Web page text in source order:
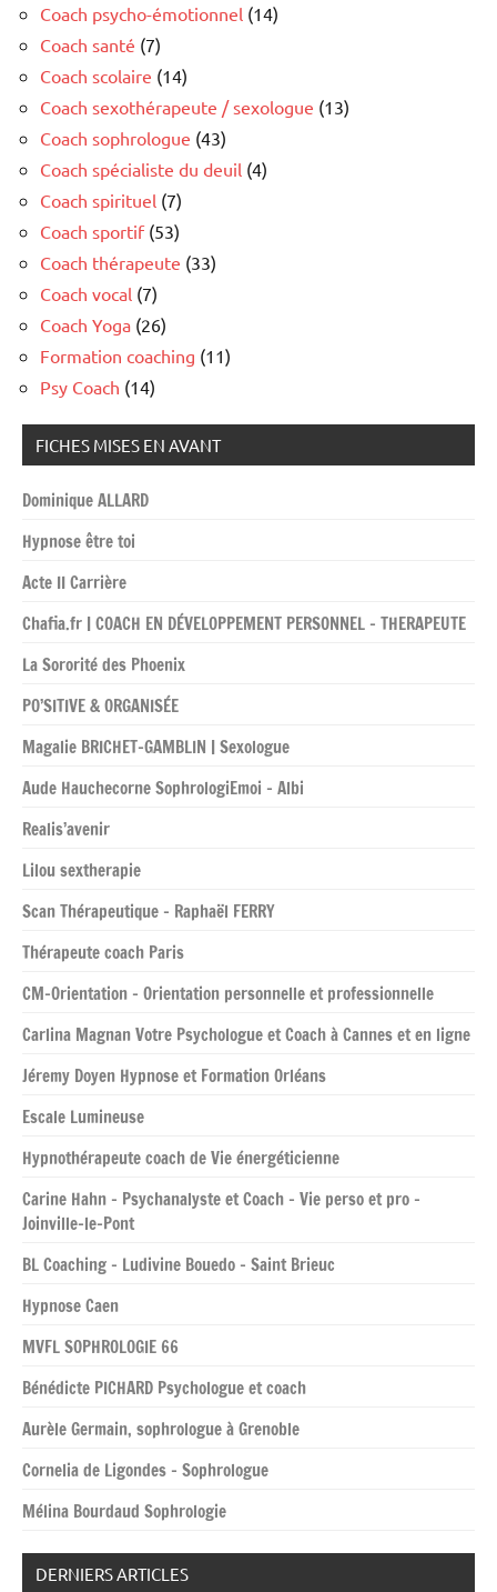
Coach psycho-émotionnel (14)
Coach santé (7)
Coach scolaire (14)
Coach sexothérapeute / sexologue (13)
Coach sophrologue (43)
Coach spécialiste du deuil (4)
Coach spirituel (7)
Coach sportif(53)
Coach thérapeute (33)
Coach vocal (7)
Coach Yoga (26)
Formation coaching (11)
Psy Coach (14)
FICHES MISES EN AVANT
Dominique ALLARD
Hypnose être toi
Acte II Carrière
Chafia.fr | COACH EN DÉVELOPPEMENT PERSONNEL – THERAPEUTE
La Sororité des Phoenix
PO’SITIVE & ORGANISÉE
Magalie BRICHET-GAMBLIN | Sexologue
Aude Hauchecorne SophrologiEmoi – Albi
Realis’avenir
Lilou sextherapie
Scan Thérapeutique – Raphaël FERRY
Thérapeute coach Paris
CM-Orientation – Orientation personnelle et professionnelle
Carlina Magnan Votre Psychologue et Coach à Cannes et en ligne
Jéremy Doyen Hypnose et Formation Orléans
Escale Lumineuse
Hypnothérapeute coach de Vie énergéticienne
Carine Hahn – Psychanalyste et Coach – Vie perso et pro –
Joinville-le-Pont
BL Coaching – Ludivine Bouedo – Saint Brieuc
Hypnose Caen
MVFL SOPHROLOGIE 66
Bénédicte PICHARD Psychologue et coach
Aurèle Germain, sophrologue à Grenoble
Cornelia de Ligondes – Sophrologue
Mélina Bourdaud Sophrologie
DERNIERS ARTICLES